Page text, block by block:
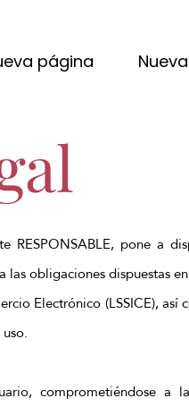
página
RESPONSABLE, pone a
obligaciones dispuestas
Electrónico (LSSICE), así
comprometiéndose a